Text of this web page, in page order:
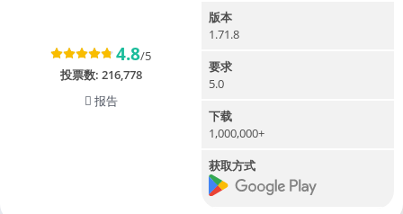
4.8/5
投票数: 216,778
报告
版本
1.71.8
要求
5.0
下载
1,000,000+
获取方式